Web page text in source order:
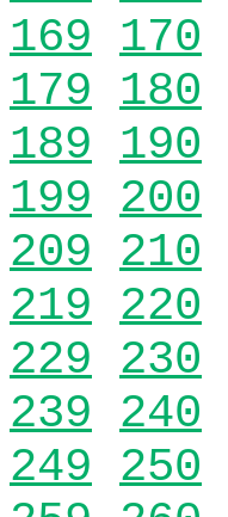
169 170
179 180
189 190
199 200
209 210
219 220
229 230
239 240
249 250